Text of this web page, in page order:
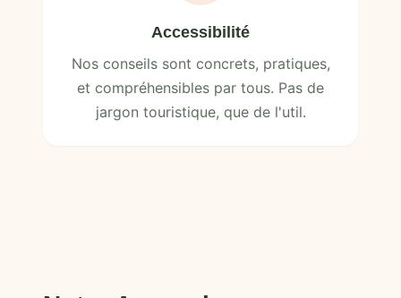
Accessibilité
Nos conseils sont concrets, pratiques,
et compréhensibles par tous. Pas de
jargon touristique, que de l'util.